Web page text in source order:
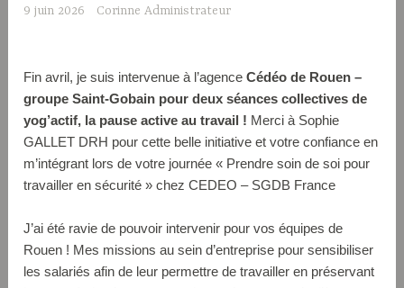
9 juin 2026 Corinne Administrateur
Fin avril, je suis intervenue à l’agenceCédéo de Rouen –
groupe Saint-Gobain pour deux séances collectives de
yog’actif, la pause active au travail ! Merci à Sophie
GALLET DRH pour cette belle initiative et votre confiance en
m’intégrant lors de votre journée « Prendre soin de soi pour
travailler en sécurité » chez CEDEO – SGDB France
J’ai été ravie de pouvoir intervenir pour vos équipes de
Rouen ! Mes missions au sein d’entreprise pour sensibiliser
les salariés afin de leur permettre de travailler en préservant